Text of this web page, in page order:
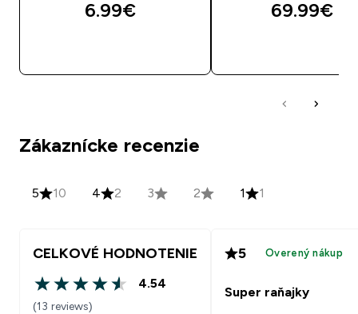
6.99€‎ 69.99€‎
Zákaznícke recenzie
5 10 4 2 3 2 1 1
CELKOVÉ HODNOTENIE
4.54 out of 5 stars
4.54
(13 reviews)
5 Overený nákup
Super raňajky